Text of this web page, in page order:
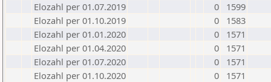
Elozahl per 01.07.2019
0
1599
Elozahl per 01.10.2019
0
1583
Elozahl per 01.01.2020
0
1571
Elozahl per 01.04.2020
0
1571
Elozahl per 01.07.2020
0
1571
Elozahl per 01.10.2020
0
1571